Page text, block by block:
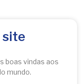
site
boas vindas aos
mundo.